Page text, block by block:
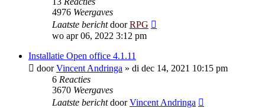
4976 Weergaves
Laatste berichtdoorRPG
wo apr 06, 2022 3:12 pm
Installatie Open office 4.1.11
doorVincent Andringa » di dec 14, 2021 10:15 pm
6 Reacties
3670 Weergaves
Laatste berichtdoorVincent Andringa